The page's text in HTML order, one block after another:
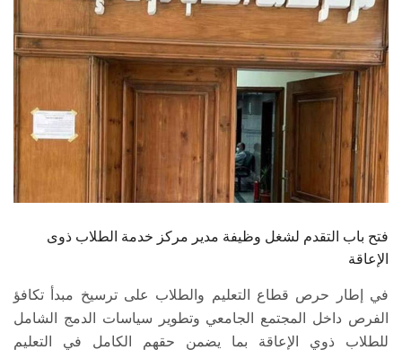
هيئة التدريس
الدراسات العليا
الخريجين
الموظفون
الزائـرون
سجل الان
فتح باب التقدم لشغل وظيفة مدير مركز خدمة الطلاب ذوى
الإعاقة
في إطار حرص قطاع التعليم والطلاب على ترسيخ مبدأ تكافؤ
الفرص داخل المجتمع الجامعي وتطوير سياسات الدمج الشامل
للطلاب ذوي الإعاقة بما يضمن حقهم الكامل في التعليم